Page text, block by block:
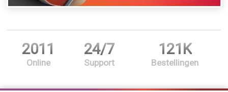
2011
Online
24/7
Support
121K
Bestellingen